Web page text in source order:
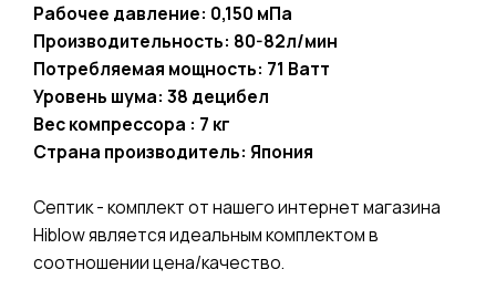
Рабочее давление: 0,150 мПа
Производительность: 80-82л/мин
Потребляемая мощность: 71 Ватт
Уровень шума: 38 децибел
Вес компрессора : 7 кг
Страна производитель: Япония
Септик - комплект от нашего интернет магазина
Hiblow является идеальным комплектом в
соотношении цена/качество.